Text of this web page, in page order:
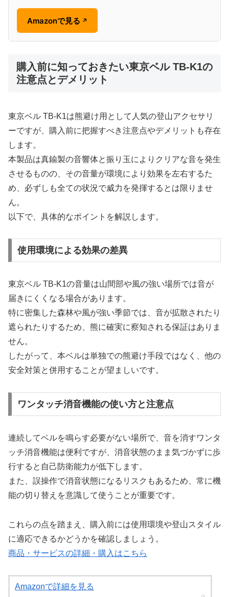
Amazonで見る ↗
購入前に知っておきたい東京ベル TB-K1の
注意点とデメリット
東京ベル TB-K1は熊避け用として人気の登山アクセサリ
ーですが、購入前に把握すべき注意点やデメリットも存在
します。
本製品は真鍮製の音響体と振り玉によりクリアな音を発生
させるものの、その音量が環境により効果を左右するた
め、必ずしも全ての状況で威力を発揮するとは限りませ
ん。
以下で、具体的なポイントを解説します。
使用環境による効果の差異
東京ベル TB-K1の音量は山間部や風の強い場所では音が
届きにくくなる場合があります。
特に密集した森林や風が強い季節では、音が拡散されたり
遮られたりするため、熊に確実に察知される保証はありま
せん。
したがって、本ベルは単独での熊避け手段ではなく、他の
安全対策と併用することが望ましいです。
ワンタッチ消音機能の使い方と注意点
連続してベルを鳴らす必要がない場所で、音を消すワンタ
ッチ消音機能は便利ですが、消音状態のまま気づかずに歩
行すると自己防衛能力が低下します。
また、誤操作で消音状態になるリスクもあるため、常に機
能の切り替えを意識して使うことが重要です。
これらの点を踏まえ、購入前には使用環境や登山スタイル
に適応できるかどうかを確認しましょう。
商品・サービスの詳細・購入はこちら
Amazonで詳細を見る